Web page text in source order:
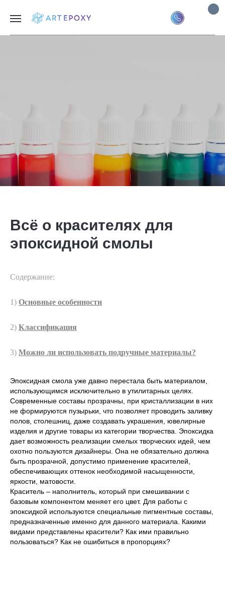
Всё о красителях для
эпоксидной смолы
Содержание:
1) Основные особенности
2) Классификация
3) Можно ли использовать подручные материалы?
Эпоксидная смола уже давно перестала быть материалом,
использующимся исключительно в утилитарных целях.
Современные составы прозрачны, при кристаллизации в них
не формируются пузырьки, что позволяет проводить заливку
полов, столешниц, даже создавать украшения, ювелирные
изделия и другие товары из категории творчества. Эпоксидка
дает возможность реализации смелых творческих идей, чем
охотно пользуются дизайнеры. Она не обязательно должна
быть прозрачной, допустимо применение красителей,
обеспечивающих оттенок необходимой насыщенности,
яркости, матовости.
Краситель – наполнитель, который при смешивании с
базовым компонентом меняет его цвет. Для работы с
эпоксидкой используются специальные пигментные составы,
предназначенные именно для данного материала. Какими
видами представлены красители? Как ими правильно
пользоваться? Как не ошибиться в пропорциях?